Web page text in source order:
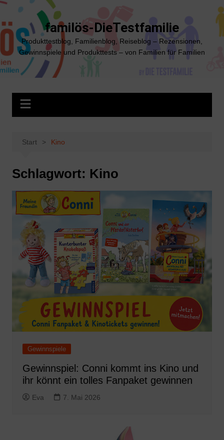
Zum
springen
familös-DieTestfamilie
Produkttestblog, Familienblog, Reiseblog – Rezensionen,
Gewinnspiele und Produkttests – von Familien für Familien
Start Kino
Schlagwort: Kino
Gewinnspiele
Gewinnspiel: Conni kommt ins Kino und
ihr könnt ein tolles Fanpaket gewinnen
Eva 7. Mai 2026